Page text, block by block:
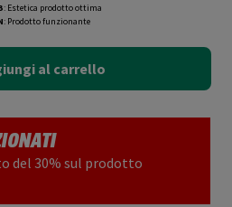
: Estetica prodotto ottima
: Prodotto funzionante
al carrello
del 30% sul prodotto